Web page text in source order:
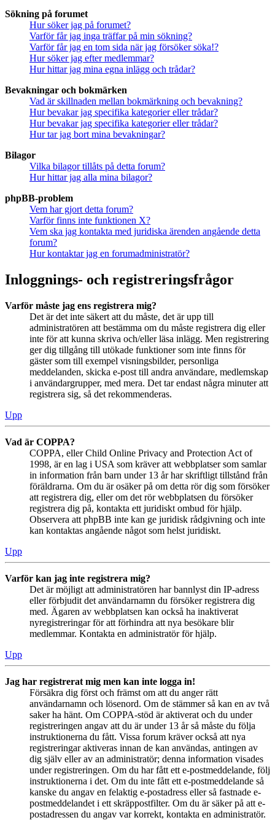
Sökning på forumet
Hur söker jag på forumet?
Varför får jag inga träffar på min sökning?
Varför får jag en tom sida när jag försöker söka!?
Hur söker jag efter medlemmar?
Hur hittar jag mina egna inlägg och trådar?
Bevakningar och bokmärken
Vad är skillnaden mellan bokmärkning och bevakning?
Hur bevakar jag specifika kategorier eller trådar?
Hur bevakar jag specifika kategorier eller trådar?
Hur tar jag bort mina bevakningar?
Bilagor
Vilka bilagor tillåts på detta forum?
Hur hittar jag alla mina bilagor?
phpBB-problem
Vem har gjort detta forum?
Varför finns inte funktionen X?
Vem ska jag kontakta med juridiska ärenden angående detta
forum?
Hur kontaktar jag en forumadministratör?
Inloggnings- och registreringsfrågor
Varför måste jag ens registrera mig?
Det är det inte säkert att du måste, det är upp till
administratören att bestämma om du måste registrera dig eller
inte för att kunna skriva och/eller läsa inlägg. Men registrering
ger dig tillgång till utökade funktioner som inte finns för
gäster som till exempel visningsbilder, personliga
meddelanden, skicka e-post till andra användare, medlemskap
i användargrupper, med mera. Det tar endast några minuter att
registrera sig, så det rekommenderas.
Upp
Vad är COPPA?
COPPA, eller Child Online Privacy and Protection Act of
1998, är en lag i USA som kräver att webbplatser som samlar
in information från barn under 13 år har skriftligt tillstånd från
föräldrarna. Om du är osäker på om detta rör dig som försöker
att registrera dig, eller om det rör webbplatsen du försöker
registrera dig på, kontakta ett juridiskt ombud för hjälp.
Observera att phpBB inte kan ge juridisk rådgivning och inte
kan kontaktas angående något som helst juridiskt.
Upp
Varför kan jag inte registrera mig?
Det är möjligt att administratören har bannlyst din IP-adress
eller förbjudit det användarnamn du försöker registrera dig
med. Ägaren av webbplatsen kan också ha inaktiverat
nyregistreringar för att förhindra att nya besökare blir
medlemmar. Kontakta en administratör för hjälp.
Upp
Jag har registrerat mig men kan inte logga in!
Försäkra dig först och främst om att du anger rätt
användarnamn och lösenord. Om de stämmer så kan en av två
saker ha hänt. Om COPPA-stöd är aktiverat och du under
registreringen angav att du är under 13 år så måste du följa
instruktionerna du fått. Vissa forum kräver också att nya
registreringar aktiveras innan de kan användas, antingen av
dig själv eller av an administratör; denna information visades
under registreringen. Om du har fått ett e-postmeddelande, följ
instruktionerna i det. Om du inte fått ett e-postmeddelande så
kanske du angav en felaktig e-postadress eller så fastnade e-
postmeddelandet i ett skräppostfilter. Om du är säker på att e-
postadressen du angav var korrekt, kontakta en administratör.